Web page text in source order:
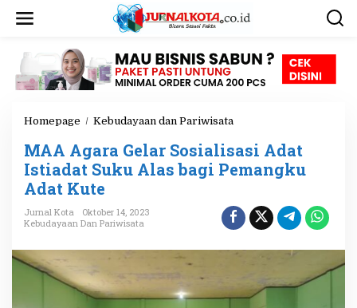
Homepage / Kebudayaan dan Pariwisata
A
g
r
a
e
r
MAA Agara Gelar Sosialisasi Adat
Istiadat Suku Alas bagi Pemangku
Adat Kute
Jurnal Kota
Oktober 14, 2023
Kebudayaan Dan Pariwisata